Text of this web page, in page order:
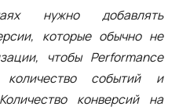
нужно добавлять
которые обычно не
чтобы Performance
событий и
конверсий на